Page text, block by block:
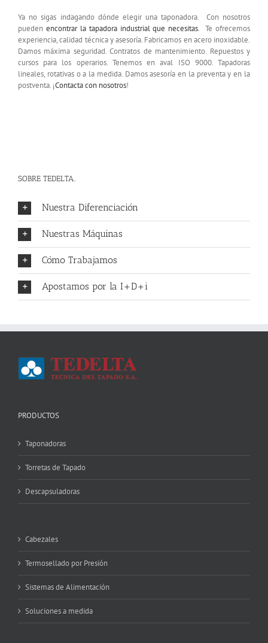
Ya no sigas indagando dónde elegir una taponadora. Con nosotros
pueden encontrar la tapadora industrial que necesitas. Te ofrecemos
experiencia, calidad técnica y asesoría. Fabricamos en acero inoxidable.
Damos máxima seguridad. Contratos de mantenimiento. Repuestos y
cursos para los operarios. Tenemos en aval ISO 9000. Tapadoras
lineales, rotativas o a la medida. Damos asesoría en la preventa y en la
postventa. ¡Contacta con nosotros!
SOBRE TEDELTA..
Nuestra Diferenciación
Nuestras Máquinas
Cómo Trabajamos
Apostamos por la I+D+i
PRODUCTOS
Taponadoras
Torretas de Tapado
Descapsuladoras
Cabezales
Termosellado por Presión
Sistemas de Alimentación
Soluciones a medida